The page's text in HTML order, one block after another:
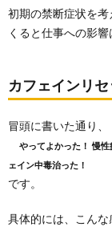
初期の禁断症状を
くると仕事への影響
カフェインリ
冒頭に書いた通り、
やってよかった！ 慢性
ェイン中毒治った！
です。
具体的には、こんな